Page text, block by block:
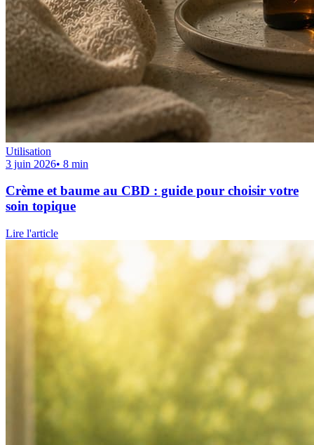
Utilisation
3 juin 2026• 8 min
Crème et baume au CBD : guide pour choisir votre
soin topique
Lire l'article